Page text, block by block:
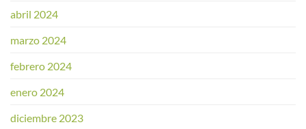
abril 2024
marzo 2024
febrero 2024
enero 2024
diciembre 2023